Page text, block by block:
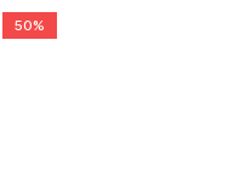
50%